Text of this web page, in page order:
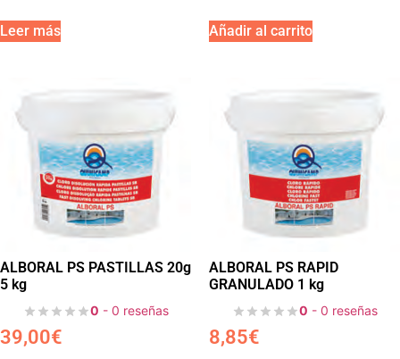
Leer más Añadir al carrito
ALBORAL PS PASTILLAS 20g
5 kg
0 - 0 reseñas
39,00€
ALBORAL PS RAPID
GRANULADO 1 kg
0 - 0 reseñas
8,85€